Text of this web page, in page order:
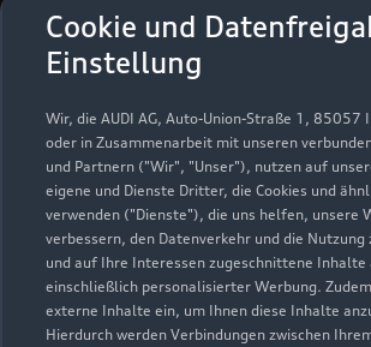
Cookie und
Einstellung
Wir, die AUDI AG, Auto-Union-Straße 1,
oder in Zusammenarbeit mit unseren
und Partnern ("Wir", "Unser"), nutzen auf
eigene und Dienste Dritter, die Cookies und
verwenden ("Dienste"), die uns helfen, unsere
verbessern, den Datenverkehr und die Nutzung
und auf Ihre Interessen zugeschnittene Inhalte
einschließlich personalisierter Werbung.
externe Inhalte ein, um Ihnen diese Inhalte
Hierdurch werden Verbindungen zwischen
Öffnungszeiten
Geschlossen ,öffnet am
Verkauf
Geschlossen,öffnet am